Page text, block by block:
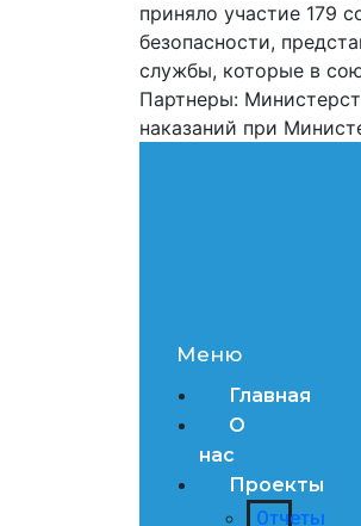
приняло участие 179
безопасности,
службы, которые в
Партнеры:
наказаний при
Меню
Главная
О
нас
Проекты
Отчеты